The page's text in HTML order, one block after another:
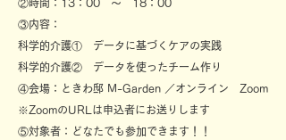
②時間：13：00 〜 18：00
③内容：
科学的介護① データに基づくケアの実践
科学的介護② データを使ったチーム作り
④会場：ときわ邸 M-Garden ／オンライン Zoom
※ZoomのURLは申込者にお送りします
⑤対象者：どなたでも参加できます！！